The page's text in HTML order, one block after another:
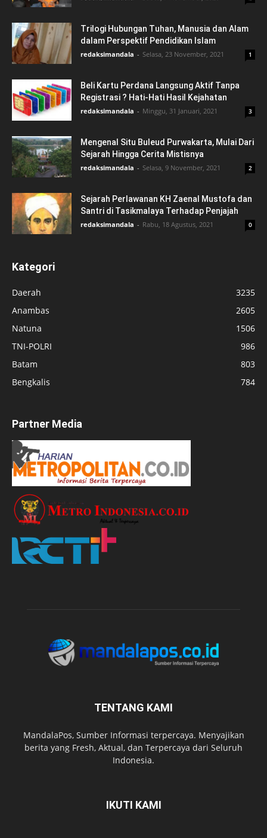
Trilogi Hubungan Tuhan, Manusia dan Alam
dalam Perspektif Pendidikan Islam
redaksimandala - Selasa, 23 November, 2021 1
Beli Kartu Perdana Langsung Aktif Tanpa
Registrasi ? Hati-Hati Hasil Kejahatan
redaksimandala - Minggu, 31 Januari, 2021 3
Mengenal Situ Buleud Purwakarta, Mulai Dari
Sejarah Hingga Cerita Mistisnya
redaksimandala - Selasa, 9 November, 2021 2
Sejarah Perlawanan KH Zaenal Mustofa dan
Santri di Tasikmalaya Terhadap Penjajah
redaksimandala - Rabu, 18 Agustus, 2021 0
Kategori
Daerah
3235
Anambas
2605
Natuna
1506
TNI-POLRI
986
Batam
803
Bengkalis
784
Partner Media
TENTANG KAMI
MandalaPos, Sumber Informasi terpercaya. Menyajikan
berita yang Fresh, Aktual, dan Terpercaya dari Seluruh
Indonesia.
IKUTI KAMI